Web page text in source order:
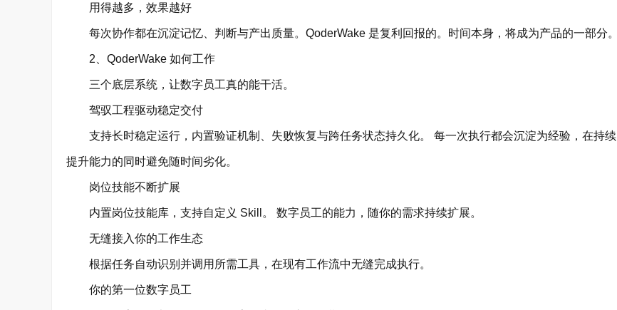
用得越多，效果越好
每次协作都在沉淀记忆、判断与产出质量。QoderWake 是复利回报的。时间本身，将成为产品的一部分。
2、QoderWake 如何工作
三个底层系统，让数字员工真的能干活。
驾驭工程驱动稳定交付
支持长时稳定运行，内置验证机制、失败恢复与跨任务状态持久化。 每一次执行都会沉淀为经验，在持续
提升能力的同时避免随时间劣化。
岗位技能不断扩展
内置岗位技能库，支持自定义 Skill。 数字员工的能力，随你的需求持续扩展。
无缝接入你的工作生态
根据任务自动识别并调用所需工具，在现有工作流中无缝完成执行。
你的第一位数字员工